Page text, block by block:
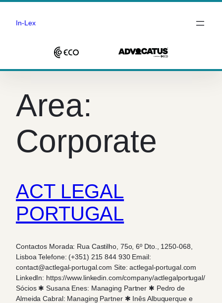
Saltar
conteúdo
In-Lex
Area:
Corporate
ACT LEGAL
PORTUGAL
Contactos Morada: Rua Castilho, 75o, 6º Dto., 1250-068,
Lisboa Telefone: (+351) 215 844 930 Email:
contact@actlegal-portugal.com Site: actlegal-portugal.com
LinkedIn: https://www.linkedin.com/company/actlegalportugal/
Sócios ✱ Susana Enes: Managing Partner ✱ Pedro de
Almeida Cabral: Managing Partner ✱ Inês Albuquerque e